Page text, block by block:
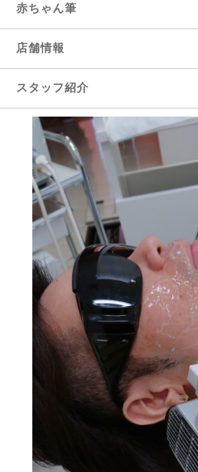
赤ちゃん筆
店舗情報
スタッフ紹介